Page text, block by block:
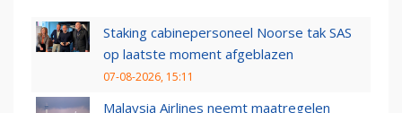
Staking cabinepersoneel Noorse tak SAS
op laatste moment afgeblazen
07-08-2026, 15:11
Malaysia Airlines neemt maatregelen